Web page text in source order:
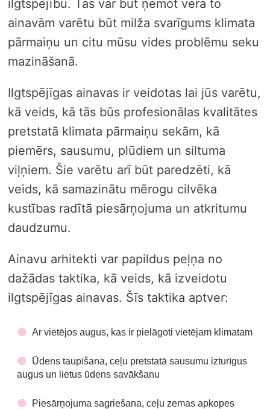
ilgtspējību. Tas var būt ņemot vērā to
ainavām varētu būt milža svarīgums klimata
pārmaiņu un citu mūsu vides problēmu seku
mazināšanā.
Ilgtspējīgas ainavas ir veidotas lai jūs varētu,
kā veids, kā tās būs profesionālas kvalitātes
pretstatā klimata pārmaiņu sekām, kā
piemērs, sausumu, plūdiem un siltuma
viļņiem. Šie varētu arī būt paredzēti, kā
veids, kā samazinātu mērogu cilvēka
kustības radītā piesārņojuma un atkritumu
daudzumu.
Ainavu arhitekti var papildus peļņa no
dažādas taktika, kā veids, kā izveidotu
ilgtspējīgas ainavas. Šīs taktika aptver:
Ar vietējos augus, kas ir pielāgoti vietējam klimatam
Ūdens taupīšana, ceļu pretstatā sausumu izturīgus
augus un lietus ūdens savākšanu
Piesārņojuma sagriešana, ceļu zemas apkopes